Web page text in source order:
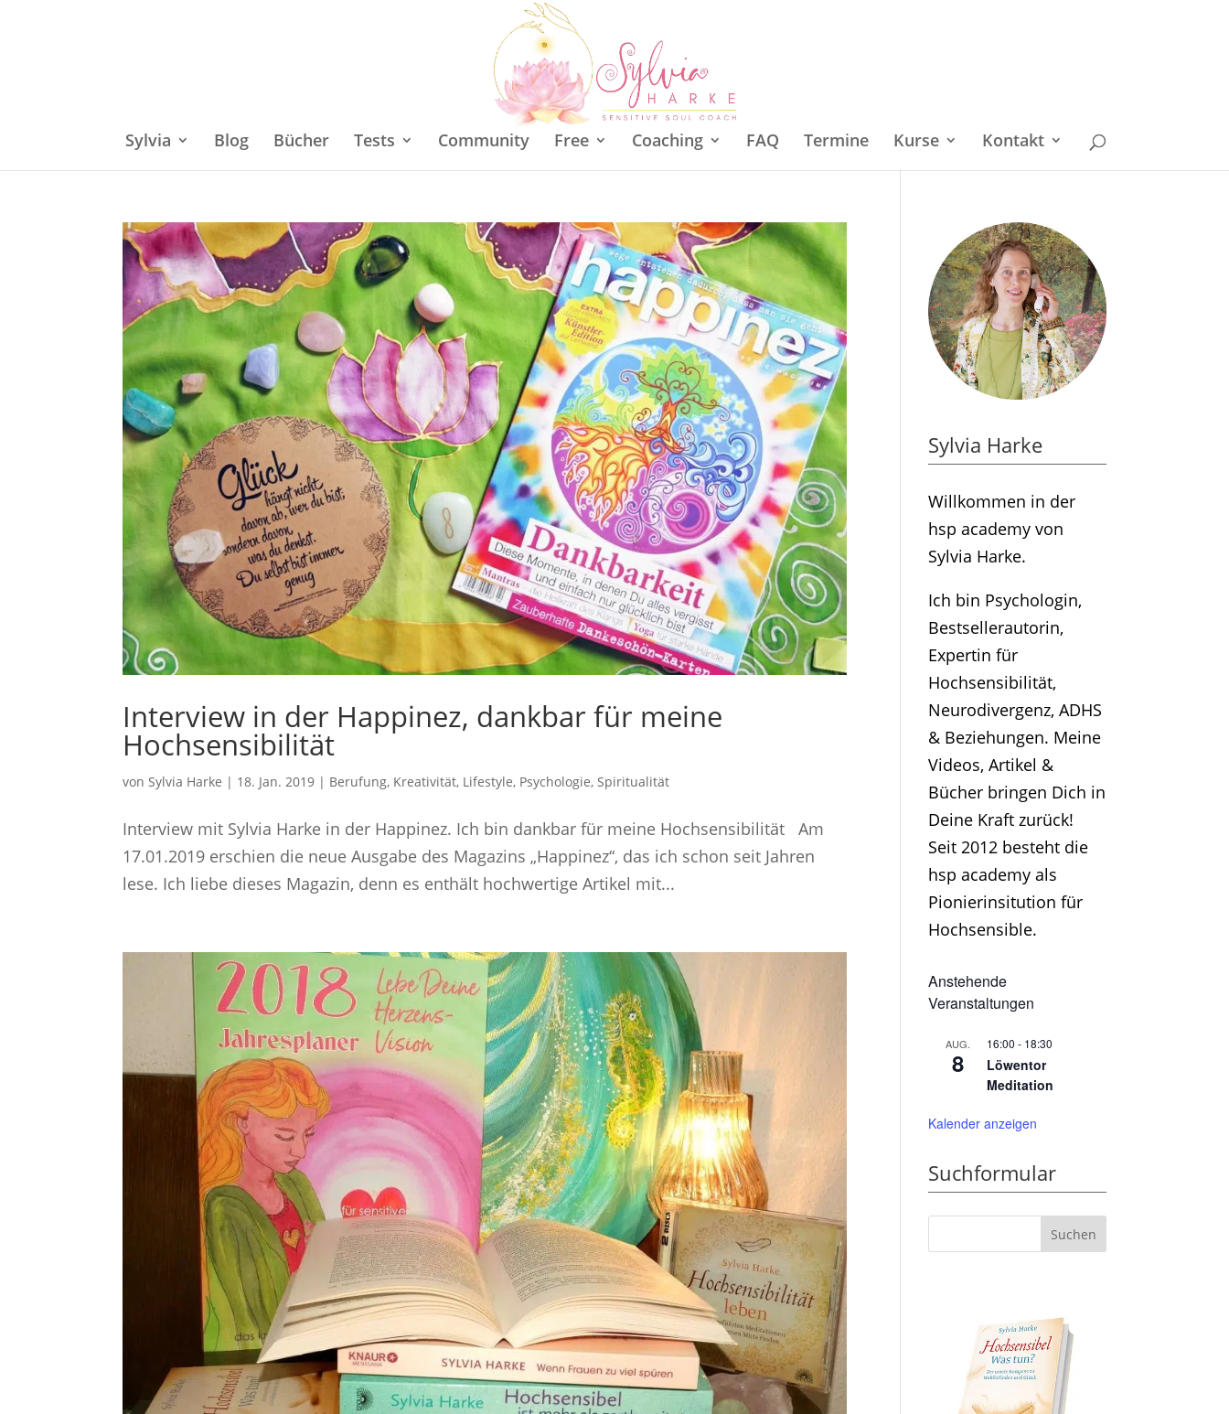
Sylvia Blog Bücher Tests Community Free Coaching FAQ Termine Kurse Kontakt
Interview in der Happinez, dankbar für meine
Hochsensibilität
von Sylvia Harke | 18. Jan. 2019 | Berufung, Kreativität, Lifestyle, Psychologie, Spiritualität
Interview mit Sylvia Harke in der Happinez. Ich bin dankbar für meine Hochsensibilität Am
17.01.2019 erschien die neue Ausgabe des Magazins „Happinez“, das ich schon seit Jahren
lese. Ich liebe dieses Magazin, denn es enthält hochwertige Artikel mit...
Sylvia Harke
Willkommen in der
hsp academy von
Sylvia Harke.
Ich bin Psychologin,
Bestsellerautorin,
Expertin für
Hochsensibilität,
Neurodivergenz, ADHS
& Beziehungen. Meine
Videos, Artikel &
Bücher bringen Dich in
Deine Kraft zurück!
Seit 2012 besteht die
hsp academy als
Pionierinsitution für
Hochsensible.
Anstehende
Veranstaltungen
AUG.
8
16:00 - 18:30
Löwentor
Meditation
Kalender anzeigen
Suchformular